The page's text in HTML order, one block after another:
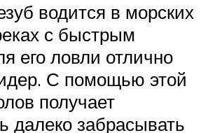
водится в морских
с быстрым
его ловли отлично
С помощью этой
получает
далеко забрасывать